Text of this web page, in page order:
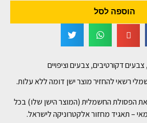
הוספה לסל
,צבעים דקורטיבים,צבעים וציפויים
רשאי להחזיר מוצר ישן דומה ללא עלות.
הפסולת החשמלית (המוצר הישן שלו) בכל
– תאגיד מחזור אלקטרוניקה לישראל.